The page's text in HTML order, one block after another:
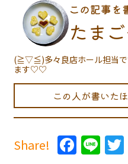
この記事を
たま
(≧▽≦)多々良店ホール担当で
ます♡♡
この人が書いた
Share!